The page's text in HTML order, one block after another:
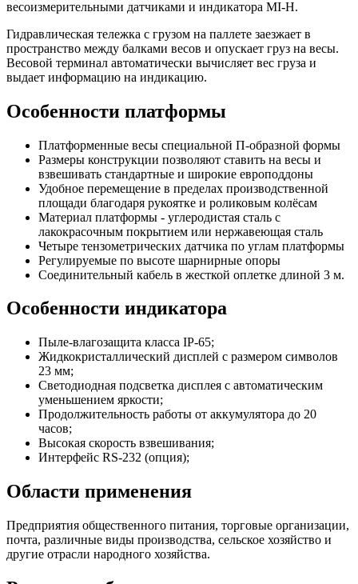
весоизмерительными датчиками и индикатора MI-H.
Гидравлическая тележка с грузом на паллете заезжает в
пространство между балками весов и опускает груз на весы.
Весовой терминал автоматически вычисляет вес груза и
выдает информацию на индикацию.
Особенности платформы
Платформенные весы специальной П-образной формы
Размеры конструкции позволяют ставить на весы и
взвешивать стандартные и широкие европоддоны
Удобное перемещение в пределах производственной
площади благодаря рукоятке и роликовым колёсам
Материал платформы - углеродистая сталь с
лакокрасочным покрытием или нержавеющая сталь
Четыре тензометрических датчика по углам платформы
Регулируемые по высоте шарнирные опоры
Соединительный кабель в жесткой оплетке длиной 3 м.
Особенности индикатора
Пыле-влагозащита класса IP-65;
Жидкокристаллический дисплей с размером символов
23 мм;
Светодиодная подсветка дисплея с автоматическим
уменьшением яркости;
Продолжительность работы от аккумулятора до 20
часов;
Высокая скорость взвешивания;
Интерфейс RS-232 (опция);
Области применения
Предприятия общественного питания, торговые организации,
почта, различные виды производства, сельское хозяйство и
другие отрасли народного хозяйства.